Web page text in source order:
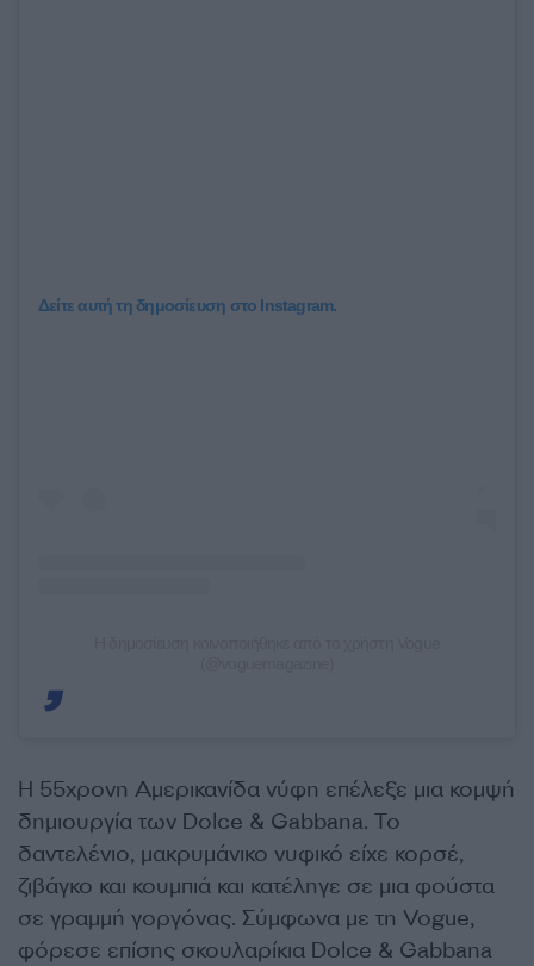
Δείτε αυτή τη δημοσίευση στο Instagram.
Η 55χρονη Αμερικανίδα νύφη επέλεξε μια κομψή
δημιουργία των Dolce & Gabbana. Το
δαντελένιο, μακρυμάνικο νυφικό είχε κορσέ,
ζιβάγκο και κουμπιά και κατέληγε σε μια φούστα
σε γραμμή γοργόνας. Σύμφωνα με τη Vogue,
φόρεσε επίσης σκουλαρίκια Dolce & Gabbana